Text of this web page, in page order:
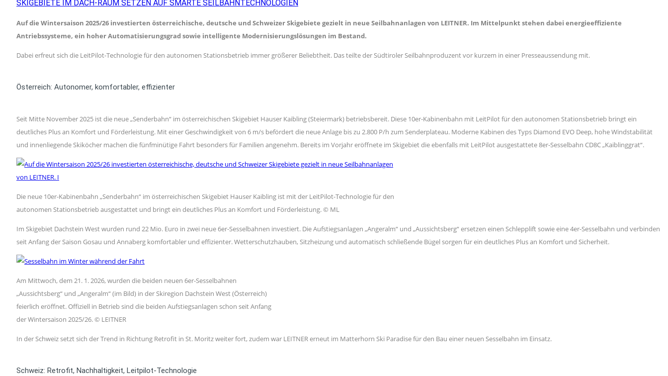
SKIGEBIETE IM DACH-RAUM SETZEN AUF SMARTE SEILBAHNTECHNOLOGIEN
Auf die Wintersaison 2025/26 investierten österreichische, deutsche und Schweizer Skigebiete gezielt in neue Seilbahnanlagen von LEITNER. Im Mittelpunkt stehen dabei energieeffiziente
Antriebssysteme, ein hoher Automatisierungsgrad sowie intelligente Modernisierungslösungen im Bestand.
Dabei erfreut sich die LeitPilot-Technologie für den autonomen Stationsbetrieb immer größerer Beliebtheit. Das teilte der Südtiroler Seilbahnproduzent vor kurzem in einer Presseaussendung mit.
Österreich: Autonomer, komfortabler, effizienter
Seit Mitte November 2025 ist die neue „Senderbahn“ im österreichischen Skigebiet Hauser Kaibling (Steiermark) betriebsbereit. Diese 10er-Kabinenbahn mit LeitPilot für den autonomen Stationsbetrieb bringt ein
deutliches Plus an Komfort und Förderleistung. Mit einer Geschwindigkeit von 6 m/s befördert die neue Anlage bis zu 2.800 P/h zum Senderplateau. Moderne Kabinen des Typs Diamond EVO Deep, hohe Windstabilität
und innenliegende Skiköcher machen die fünfminütige Fahrt besonders für Familien angenehm. Bereits im Vorjahr eröffnete im Skigebiet die ebenfalls mit LeitPilot ausgestattete 8er-Sesselbahn CD8C „Kaiblinggrat“.
Die neue 10er-Kabinenbahn „Senderbahn“ im österreichischen Skigebiet Hauser Kaibling ist mit der LeitPilot-Technologie für den
autonomen Stationsbetrieb ausgestattet und bringt ein deutliches Plus an Komfort und Förderleistung. © ML
Im Skigebiet Dachstein West wurden rund 22 Mio. Euro in zwei neue 6er-Sesselbahnen investiert. Die Aufstiegsanlagen „Angeralm“ und „Aussichtsberg“ ersetzen einen Schlepplift sowie eine 4er-Sesselbahn und verbinden
seit Anfang der Saison Gosau und Annaberg komfortabler und effizienter. Wetterschutzhauben, Sitzheizung und automatisch schließende Bügel sorgen für ein deutliches Plus an Komfort und Sicherheit.
Am Mittwoch, dem 21. 1. 2026, wurden die beiden neuen 6er-Sesselbahnen
„Aussichtsberg“ und „Angeralm“ (im Bild) in der Skiregion Dachstein West (Österreich)
feierlich eröffnet. Offiziell in Betrieb sind die beiden Aufstiegsanlagen schon seit Anfang
der Wintersaison 2025/26. © LEITNER
In der Schweiz setzt sich der Trend in Richtung Retrofit in St. Moritz weiter fort, zudem war LEITNER erneut im Matterhorn Ski Paradise für den Bau einer neuen Sesselbahn im Einsatz.
Schweiz: Retrofit, Nachhaltigkeit, Leitpilot-Technologie